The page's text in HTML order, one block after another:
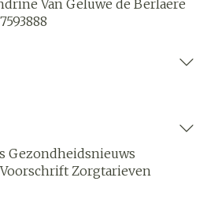
Van Geluwe de Berlaere
Gezondheidsnieuws
Voorschrift Zorgtarieven